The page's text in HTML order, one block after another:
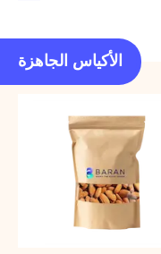
READY BAGS
الأكياس الجاهزة